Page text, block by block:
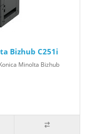
Bizhub C251i
Minolta Bizhub